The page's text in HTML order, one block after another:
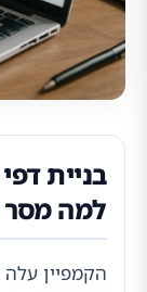
בניית
למה
הקמפיין עלה